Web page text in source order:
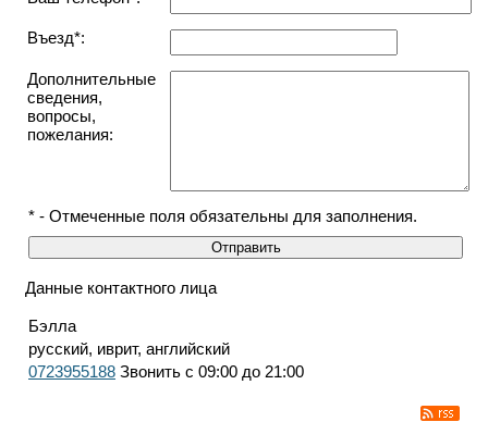
Въезд*:
Дополнительные
сведения,
вопросы,
пожелания:
* - Отмеченные поля обязательны для заполнения.
Данные контактного лица
Бэлла
русский, иврит, английский
0723955188 Звонить с 09:00 до 21:00